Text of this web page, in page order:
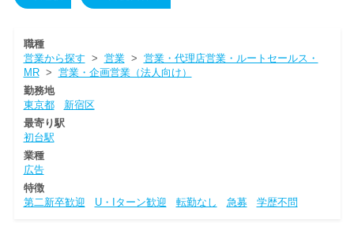
職種
営業から探す > 営業> 営業・代理店営業・ルートセールス・
MR> 営業・企画営業（法人向け）
勤務地
東京都
新宿区
最寄り駅
初台駅
業種
広告
特徴
第二新卒歓迎
U・Iターン歓迎 転勤なし 急募 学歴不問